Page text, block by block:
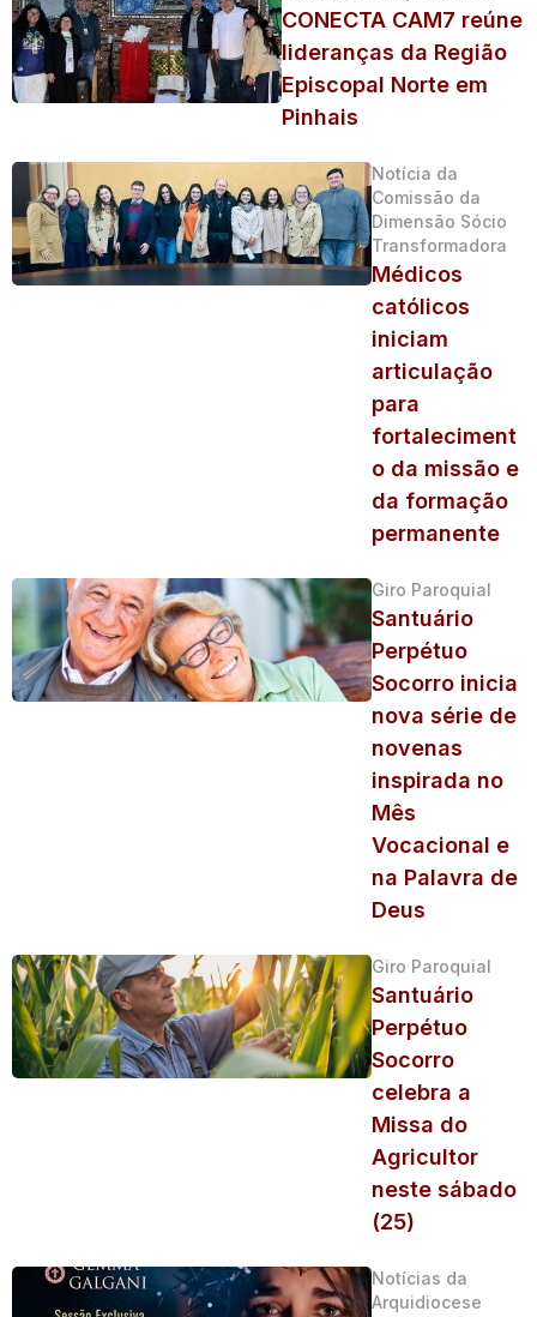
CONECTA CAM7 reúne
lideranças da Região
Episcopal Norte em
Pinhais
Notícia da
Comissão da
Dimensão Sócio
Transformadora
Médicos
católicos
iniciam
articulação
para
fortaleciment
o da missão e
da formação
permanente
Giro Paroquial
Santuário
Perpétuo
Socorro inicia
nova série de
novenas
inspirada no
Mês
Vocacional e
na Palavra de
Deus
Giro Paroquial
Santuário
Perpétuo
Socorro
celebra a
Missa do
Agricultor
neste sábado
(25)
Notícias da
Arquidiocese